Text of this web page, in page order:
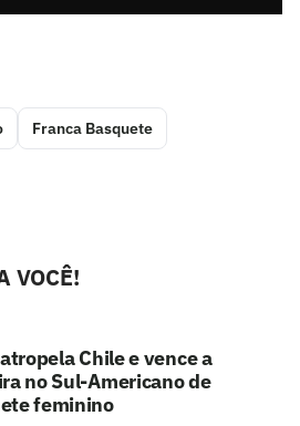
Franca Basquete
VOCÊ!
Chile e vence a
no Sul-Americano de
feminino